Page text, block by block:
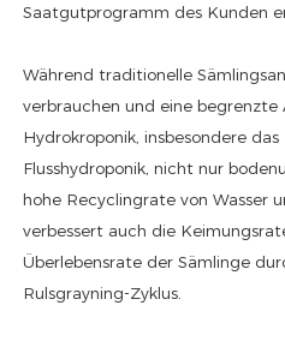
Saatgutprogramm des Kunden
Während traditionelle
verbrauchen und eine
Hydrokroponik, insbesondere
Flusshydroponik, nicht nur
hohe Recyclingrate von Wasser
verbessert auch die
Überlebensrate der Sämlinge
Rulsgrayning-Zyklus.